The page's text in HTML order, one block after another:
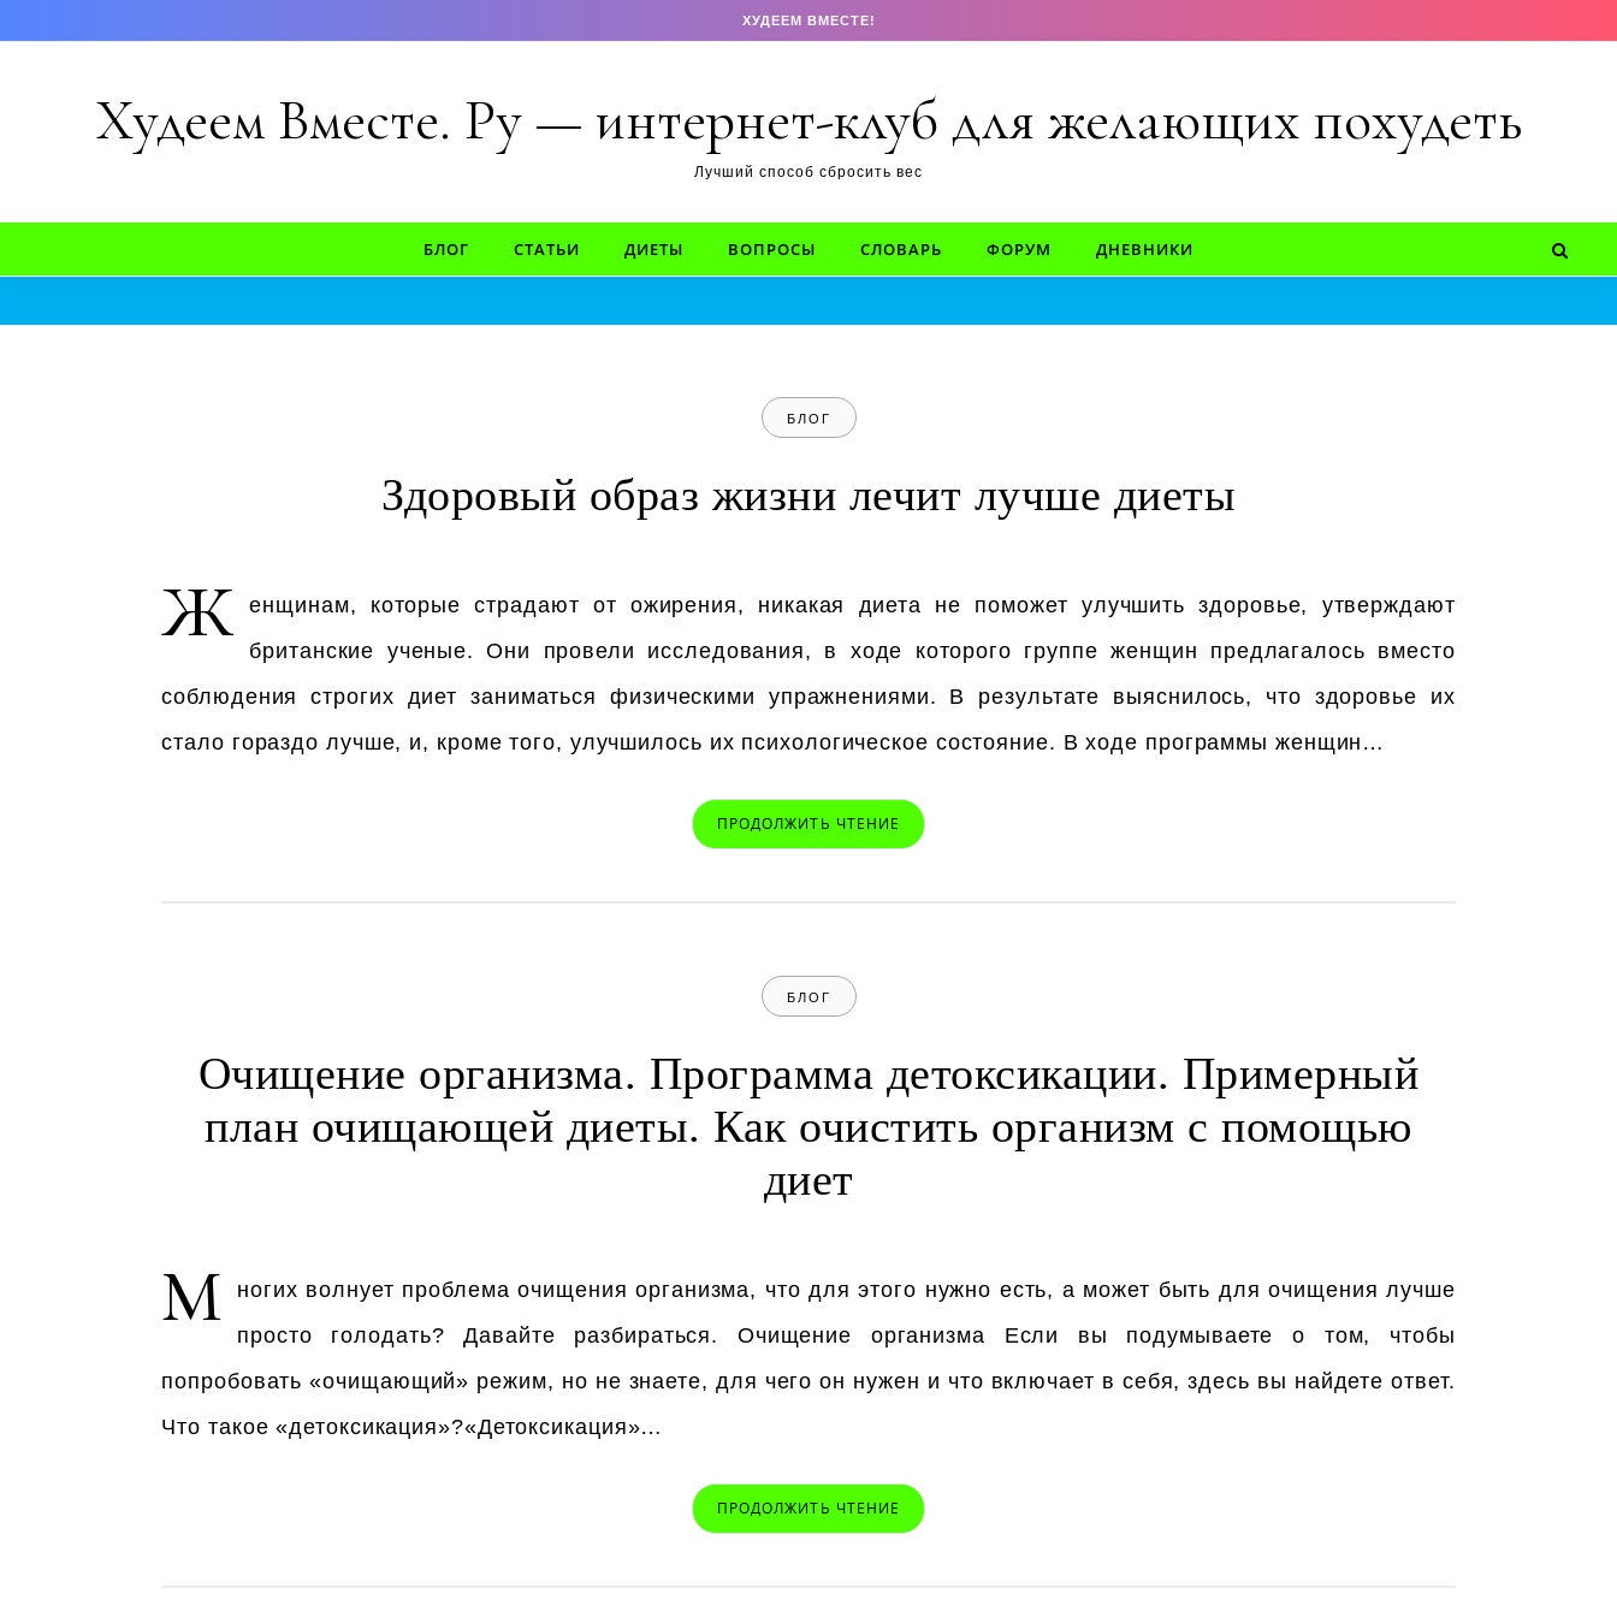
ХУДЕЕМ ВМЕСТЕ!
Худеем Вместе. Ру — интернет-клуб для желающих похудеть
Лучший способ сбросить вес
БЛОГ СТАТЬИ ДИЕТЫ ВОПРОСЫ СЛОВАРЬ ФОРУМ ДНЕВНИКИ
БЛОГ
Здоровый образ жизни лечит лучше диеты
Ж
енщинам, которые страдают от ожирения, никакая диета не поможет улучшить здоровье, утверждают
британские ученые. Они провели исследования, в ходе которого группе женщин предлагалось вместо
соблюдения строгих диет заниматься физическими упражнениями. В результате выяснилось, что здоровье их
стало гораздо лучше, и, кроме того, улучшилось их психологическое состояние. В ходе программы женщин…
ПРОДОЛЖИТЬ ЧТЕНИЕ
БЛОГ
Очищение организма. Программа детоксикации. Примерный
план очищающей диеты. Как очистить организм с помощью
диет
М
ногих волнует проблема очищения организма, что для этого нужно есть, а может быть для очищения лучше
просто голодать? Давайте разбираться. Очищение организма Если вы подумываете о том, чтобы
попробовать «очищающий» режим, но не знаете, для чего он нужен и что включает в себя, здесь вы найдете ответ.
Что такое «детоксикация»?«Детоксикация»…
ПРОДОЛЖИТЬ ЧТЕНИЕ